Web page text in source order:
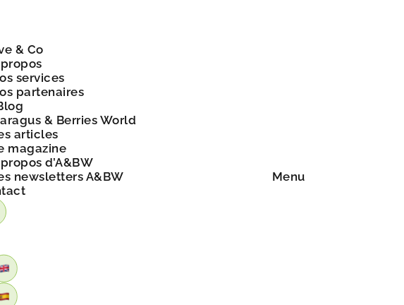
& Co
services
partenaires
& Berries World
articles
magazine
d’A&BW
newsletters A&BW
Menu